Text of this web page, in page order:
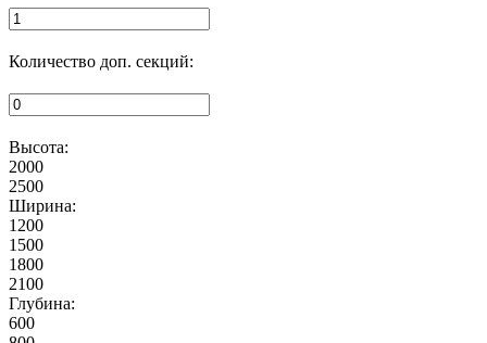
Количество доп. секций:
Высота:
2000
2500
Ширина:
1200
1500
1800
2100
Глубина:
600